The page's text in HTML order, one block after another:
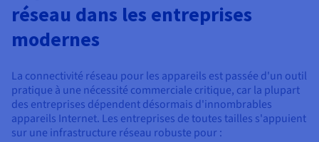
Tarifs
Disponibilités par régions
Documentation
Roadmap & Changelog
Roadmap & Changelog
réseau dans les entreprises
modernes
La connectivité réseau pour les appareils est passée d'un outil
pratique à une nécessité commerciale critique, car la plupart
des entreprises dépendent désormais d'innombrables
appareils Internet. Les entreprises de toutes tailles s'appuient
sur une infrastructure réseau robuste pour :